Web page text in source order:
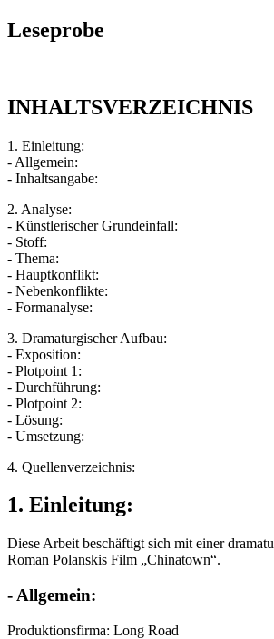
Leseprobe
INHALTSVERZEICHNIS
1. Einleitung:
- Allgemein:
- Inhaltsangabe:
2. Analyse:
- Künstlerischer Grundeinfall:
- Stoff:
- Thema:
- Hauptkonflikt:
- Nebenkonflikte:
- Formanalyse:
3. Dramaturgischer Aufbau:
- Exposition:
- Plotpoint 1:
- Durchführung:
- Plotpoint 2:
- Lösung:
- Umsetzung:
4. Quellenverzeichnis:
1. Einleitung:
Diese Arbeit beschäftigt sich mit einer
Roman Polanskis Film „Chinatown“.
- Allgemein:
Produktionsfirma: Long Road